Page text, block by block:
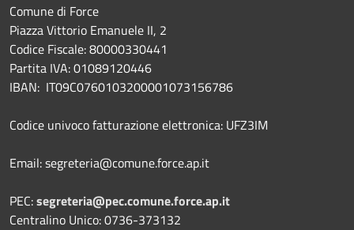
Comune di Force
Piazza Vittorio Emanuele II, 2
Codice Fiscale: 80000330441
Partita IVA: 01089120446
IBAN: IT09C0760103200001073156786
Codice univoco fatturazione elettronica: UFZ3IM
Email: segreteria@comune.force.ap.it
PEC:segreteria@pec.comune.force.ap.it
Centralino Unico: 0736-373132